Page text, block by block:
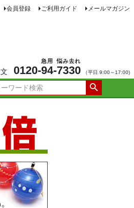
会員登録 ご利用ガイド メールマガジン
0120-94
急用
-7330
悩み去れ
（平日 9:00～17:00)